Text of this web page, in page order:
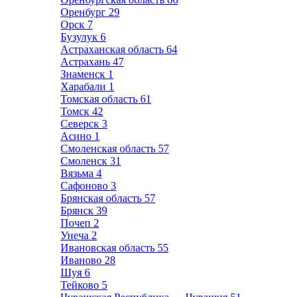
Оренбург 29
Орск 7
Бузулук 6
Астраханская область 64
Астрахань 47
Знаменск 1
Харабали 1
Томская область 61
Томск 42
Северск 3
Асино 1
Смоленская область 57
Смоленск 31
Вязьма 4
Сафоново 3
Брянская область 57
Брянск 39
Почеп 2
Унеча 2
Ивановская область 55
Иваново 28
Шуя 6
Тейково 5